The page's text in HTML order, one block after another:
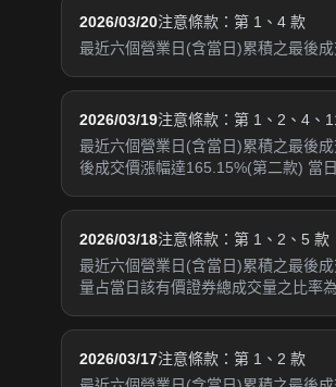
2026/03/20注意條款：第 1、4 款
最近六個營業日(含當日)累積之最後
2026/03/19注意條款：第 1、2、4、
最近六個營業日(含當日)累積之最後
後成交價漲幅達165.15%(第二款) 當
2026/03/18注意條款：第 1、2、5 款
最近六個營業日(含當日)累積之最後
量占當日該有價證券總成交量之比率
2026/03/17注意條款：第 1、2 款